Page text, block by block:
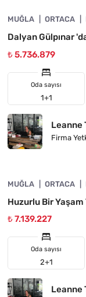
ÖNE ÇIKAN
MUĞLA ORTACA
Dalyan Gülpınar
₺ 5.736.879
Oda sayısı
1+1
Leanne
Firma
ÖNE ÇIKAN
MUĞLA ORTACA
Huzurlu Bir Yaşam
₺ 7.139.227
Oda sayısı
2+1
Leanne